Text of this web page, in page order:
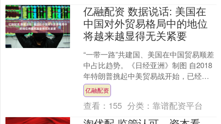
亿融配资 数据说话: 美国在
中国对外贸易格局中的地位
将越来越显得无关紧要
“一带一路”共建国、美国在中国贸易顺差
中占比趋势。《日经亚洲》制图 自2018
年特朗普挑起中美贸易战开始，已经持
续8年多的时间。结果是，美国在中国贸
易格局中的地....
亿融配资
查看： 155 分类：靠谱配资平台